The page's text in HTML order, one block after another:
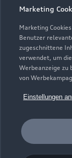
Marketing
Marketing
Benutzer
zugeschnittene
verwendet, um
Werbeanzeige zu
von
Einstellungen
myAudi
Audi Online
Online-
Servicekontakt
Bordbuch &
Verträge
Karriere
Investor
Presse & Media
Datenschutz
© 2026 AUDI
Impressum
Digital Services
Der Umfang des